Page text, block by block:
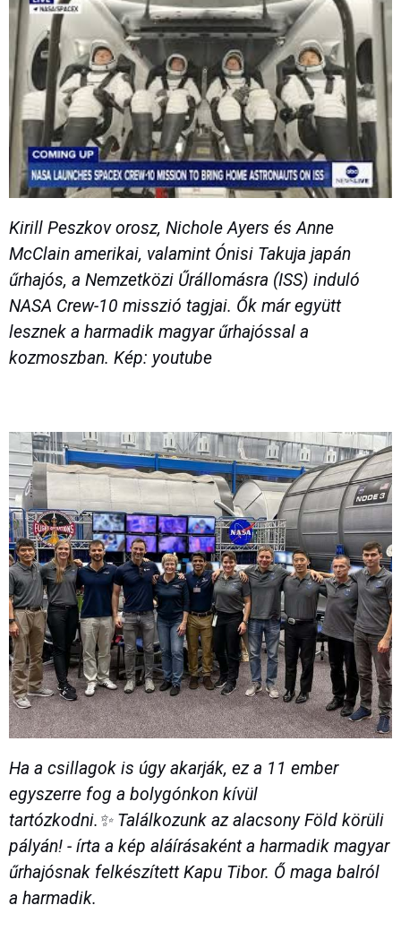
Kirill Peszkov orosz, Nichole Ayers és Anne
McClain amerikai, valamint Ónisi Takuja japán
űrhajós, a Nemzetközi Űrállomásra (ISS) induló
NASA Crew-10 misszió tagjai. Ők már együtt
lesznek a harmadik magyar űrhajóssal a
kozmoszban. Kép: youtube
Ha a csillagok is úgy akarják, ez a 11 ember
egyszerre fog a bolygónkon kívül
tartózkodni.✨ Találkozunk az alacsony Föld körüli
pályán! - írta a kép aláírásaként a harmadik magyar
űrhajósnak felkészített Kapu Tibor. Ő maga balról
a harmadik.